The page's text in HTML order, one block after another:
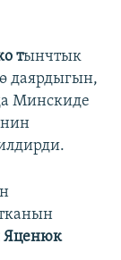
тынчтык
даярдыгын,
Минскиде
Яценюк